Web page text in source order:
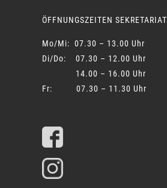
ÖFFNUNGSZEITEN SEKRETARIAT
Mo/Mi: 07.30 – 13.00 Uhr
Di/Do: 07.30 – 12.00 Uhr
14.00 – 16.00 Uhr
Fr: 07.30 – 11.30 Uhr